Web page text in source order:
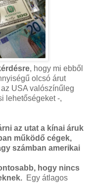
, hogy mi ebből
olcsó árut
USA valószínűleg
lehetőségeket -,
az utat a kínai áruk
működő cégek,
számban amerikai
hogy nincs
Egy átlagos